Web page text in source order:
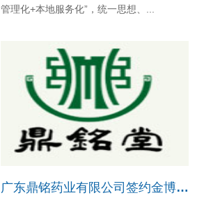
管理化+本地服务化”，统一思想、...
​广东鼎铭药业有限公司签约金博K9-ERP批发管理系统